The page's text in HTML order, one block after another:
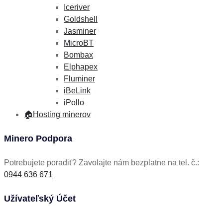
Iceriver
Goldshell
Jasminer
MicroBT
Bombax
Elphapex
Fluminer
iBeLink
iPollo
🏠Hosting minerov
Minero Podpora
Potrebujete poradiť? Zavolajte nám bezplatne na tel. č.:
0944 636 671
Užívateľský Účet